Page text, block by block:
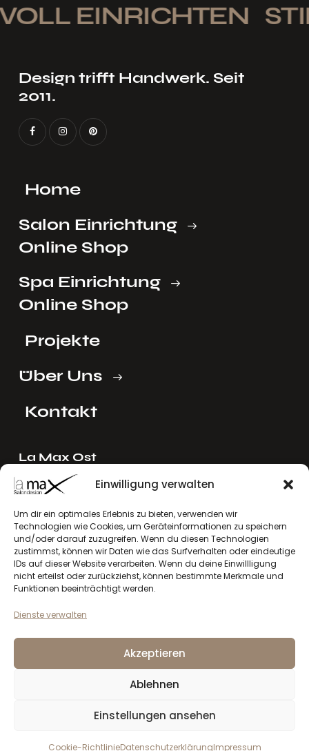
Einwilligung verwalten
Um dir ein optimales Erlebnis zu bieten, verwenden wir
Technologien wie Cookies, um Geräteinformationen zu speichern
und/oder darauf zuzugreifen. Wenn du diesen Technologien
zustimmst, können wir Daten wie das Surfverhalten oder eindeutige
IDs auf dieser Website verarbeiten. Wenn du deine Einwillligung
nicht erteilst oder zurückziehst, können bestimmte Merkmale und
Funktionen beeinträchtigt werden.
Dienste verwalten
Akzeptieren
Ablehnen
Einstellungen ansehen
Cookie-RichtlinieDatenschutzerklärungImpressum
EINRICHTEN
Design trifft Handwerk. Seit
2011.
Home
Salon Einrichtung
Online Shop
Spa Einrichtung
Online Shop
Projekte
Über Uns
Kontakt
La Max Ost
Ing. Reinhard Mayer e.U.
Stadlgasse 4
2122 Riedenthal, Austria
E-Mail:mayer[at]lamax.at
+436643432630
La Max West
Andreas Larcher e.U.
6410 Telfs, Austria
larcher[at]lamax.at
Datenschutzerklärung
Impressum
la max © 2026. Alle Rechte vorbehalten